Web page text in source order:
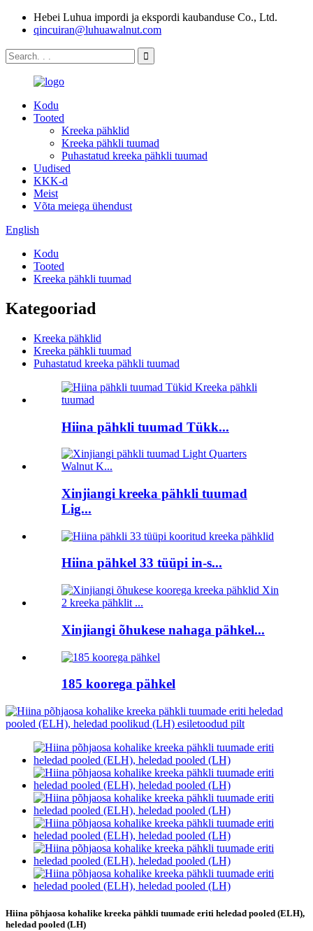
Hebei Luhua impordi ja ekspordi kaubanduse Co., Ltd.
qincuiran@luhuawalnut.com
Kodu
Tooted
Kreeka pähklid
Kreeka pähkli tuumad
Puhastatud kreeka pähkli tuumad
Uudised
KKK-d
Meist
Võta meiega ühendust
English
Kodu
Tooted
Kreeka pähkli tuumad
Kategooriad
Kreeka pähklid
Kreeka pähkli tuumad
Puhastatud kreeka pähkli tuumad
Hiina pähkli tuumad Tükk...
Xinjiangi kreeka pähkli tuumad
Lig...
Hiina pähkel 33 tüüpi in-s...
Xinjiangi õhukese nahaga pähkel...
185 koorega pähkel
Hiina põhjaosa kohalike kreeka pähkli tuumade eriti heledad pooled (ELH),
heledad pooled (LH)